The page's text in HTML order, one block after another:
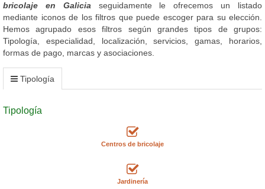
bricolaje en Galicia seguidamente le ofrecemos un listado
mediante iconos de los filtros que puede escoger para su elección.
Hemos agrupado esos filtros según grandes tipos de grupos:
Tipología, especialidad, localización, servicios, gamas, horarios,
formas de pago, marcas y asociaciones.
Tipología
Tipología
Centros de bricolaje
Jardinería